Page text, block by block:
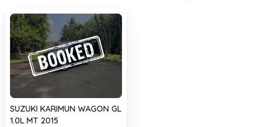
SUZUKI KARIMUN WAGON GL
1.0L MT 2015